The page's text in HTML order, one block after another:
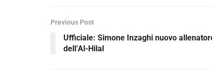
Previous Post
Ufficiale: Simone Inzaghi nuovo
dell’Al-Hilal